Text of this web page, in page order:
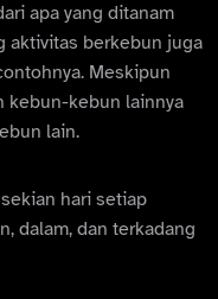
apa yang ditanam
aktivitas berkebun juga
Meskipun
kebun-kebun lainnya
lain.
hari setiap
dalam, dan terkadang